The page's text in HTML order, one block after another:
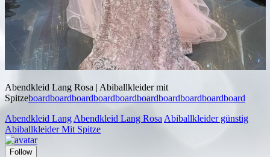
Abendkleid Lang Rosa | Abiballkleider mit
Spitzeboardboardboardboardboardboardboardboardboardboard
Abendkleid Lang Abendkleid Lang Rosa Abiballkleider günstig
Abiballkleider Mit Spitze
Follow